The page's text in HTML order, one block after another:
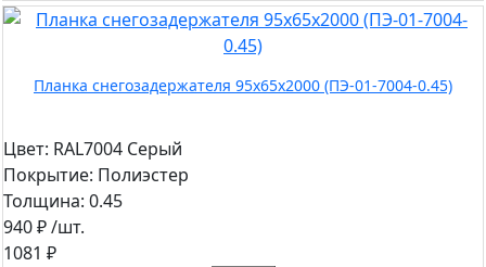
Планка снегозадержателя 95х65х2000 (ПЭ-01-7004-0.45)
Цвет: RAL7004 Серый
Покрытие: Полиэстер
Толщина: 0.45
940 ₽/шт.
1081 ₽